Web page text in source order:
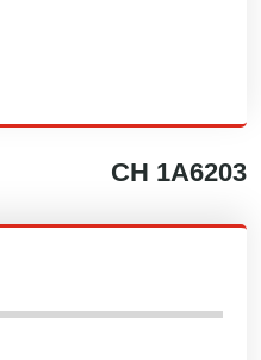
CH 1A6203